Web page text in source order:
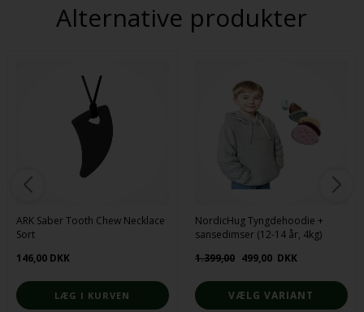
Alternative produkter
ARK Saber Tooth Chew Necklace
Sort
146,00 DKK
NordicHug Tyngdehoodie +
sansedimser (12-14 år, 4kg)
1.399,00 499,00 DKK
VÆLG VARIANT